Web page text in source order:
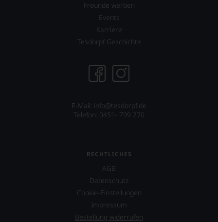
Freunde werben
Events
Karriere
Tesdorpf Geschichte
E-Mail: info@tesdorpf.de
Telefon: 0451- 799 270
RECHTLICHES
AGB
Datenschutz
Cookie-Einstellungen
Impressum
Bestellung widerrufen